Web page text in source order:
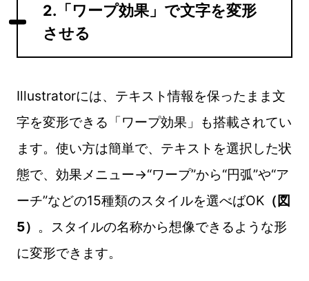
2.「ワープ効果」で文字を変形
させる
Illustratorには、テキスト情報を保ったまま文
字を変形できる「ワープ効果」も搭載されてい
ます。使い方は簡単で、テキストを選択した状
態で、効果メニュー→“ワープ”から“円弧”や“ア
ーチ”などの15種類のスタイルを選べばOK（図
5） 。スタイルの名称から想像できるような形
に変形できます。